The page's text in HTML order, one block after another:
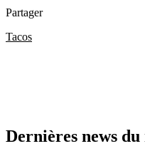
Partager
Tacos
Dernières news du